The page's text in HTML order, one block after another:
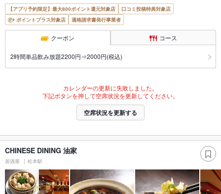
【アプリ予約限定】最大800ポイント還元対象店
口コミ投稿特典対象店
ポイントプラス対象店
適格請求書発行事業者
クーポン コース
2時間単品飲み放題2200円⇒2000円(税込)
カレンダーの更新に失敗しました。
下記ボタンを押して空席状況を更新してください。
空席状況を更新する
CHINESE DINING 油家
居酒屋 松本駅